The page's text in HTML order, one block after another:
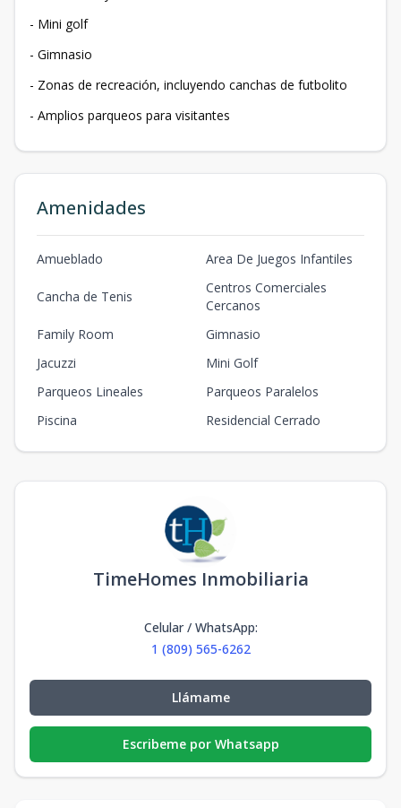
- Mini golf
- Gimnasio
- Zonas de recreación, incluyendo canchas de futbolito
- Amplios parqueos para visitantes
Amenidades
Amueblado Area De Juegos Infantiles
Cancha de Tenis
Centros Comerciales
Cercanos
Family Room
Gimnasio
Jacuzzi
Mini Golf
Parqueos Lineales
Parqueos Paralelos
Piscina
Residencial Cerrado
TimeHomes Inmobiliaria
Celular / WhatsApp:
1 (809) 565-6262
Llámame
Escribeme por Whatsapp